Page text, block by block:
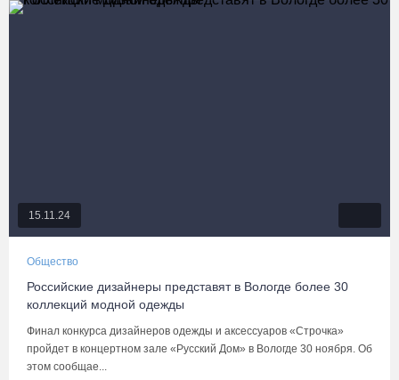
15.11.24
Общество
Российские дизайнеры представят в Вологде более 30
коллекций модной одежды
Финал конкурса дизайнеров одежды и аксессуаров «Строчка»
пройдет в концертном зале «Русский Дом» в Вологде 30 ноября. Об
этом сообщае...